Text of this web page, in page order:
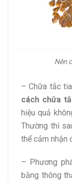
Nên
– Chữa tắc
cách chữa
hiệu quả
Thường thì
thể cảm nhận
– Phương
bằng thông